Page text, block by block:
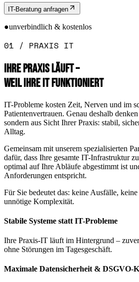
IT-Beratung anfragen
●unverbindlich & kostenlos
01 / PRAXIS IT
IHRE PRAXIS LÄUFT –
WEIL IHRE IT FUNKTIONIERT
IT-Probleme kosten Zeit, Nerven und im
Patientenvertrauen. Genau deshalb
sondern aus Sicht Ihrer Praxis: stabil,
Alltag.
Gemeinsam mit unserem spezialisierten
dafür, dass Ihre gesamte IT-Infrastruktur
optimal auf Ihre Abläufe abgestimmt ist
Anforderungen entspricht.
Für Sie bedeutet das: keine Ausfälle,
unnötige Komplexität.
Stabile Systeme statt IT-Probleme
Ihre Praxis-IT läuft im Hintergrund –
ohne Störungen im Tagesgeschäft.
Maximale Datensicherheit & DSGVO-